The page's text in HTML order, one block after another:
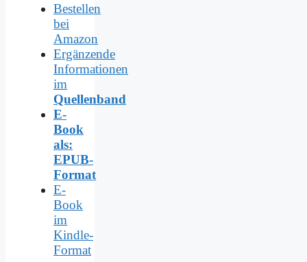
Bestellen
bei
Amazon
Ergänzende
Informationen
im
Quellenband
E-
Book
als:
EPUB-
Format
E-
Book
im
Kindle-
Format